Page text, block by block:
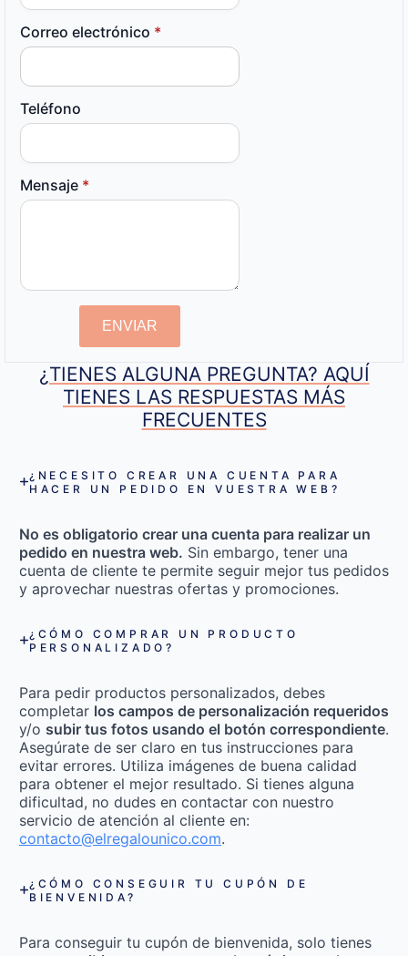
Correo electrónico *
Teléfono
Mensaje *
ENVIAR
¿TIENES ALGUNA PREGUNTA? AQUÍ
TIENES LAS RESPUESTAS MÁS
FRECUENTES
¿NECESITO CREAR UNA CUENTA PARA
HACER UN PEDIDO EN VUESTRA WEB?
No es obligatorio crear una cuenta para realizar un
pedido en nuestra web. Sin embargo, tener una
cuenta de cliente te permite seguir mejor tus pedidos
y aprovechar nuestras ofertas y promociones.
¿CÓMO COMPRAR UN PRODUCTO
PERSONALIZADO?
Para pedir productos personalizados, debes
completar los campos de personalización requeridos
y/o subir tus fotos usando el botón correspondiente.
Asegúrate de ser claro en tus instrucciones para
evitar errores. Utiliza imágenes de buena calidad
para obtener el mejor resultado. Si tienes alguna
dificultad, no dudes en contactar con nuestro
servicio de atención al cliente en:
contacto@elregalounico.com.
¿CÓMO CONSEGUIR TU CUPÓN DE
BIENVENIDA?
Para conseguir tu cupón de bienvenida, solo tienes